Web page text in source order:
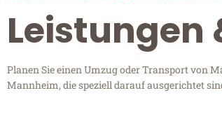
Leistungen
Planen Sie einen Umzug oder Transport von
Mannheim, die speziell darauf ausgerichtet